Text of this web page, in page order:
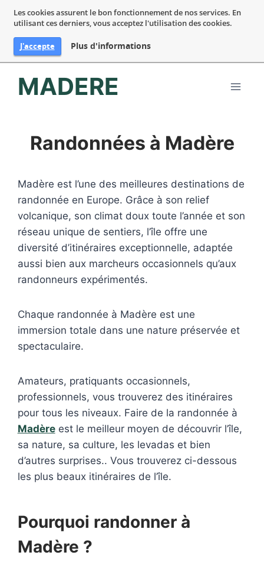
Les cookies assurent le bon fonctionnement de nos services. En
utilisant ces derniers, vous acceptez l'utilisation des cookies.
J'accepte Plus d'informations
MADERE
Randonnées à Madère
Madère est l’une des meilleures destinations de
randonnée en Europe. Grâce à son relief
volcanique, son climat doux toute l’année et son
réseau unique de sentiers, l’île offre une
diversité d’itinéraires exceptionnelle, adaptée
aussi bien aux marcheurs occasionnels qu’aux
randonneurs expérimentés.
Chaque randonnée à Madère est une
immersion totale dans une nature préservée et
spectaculaire.
Amateurs, pratiquants occasionnels,
professionnels, vous trouverez des itinéraires
pour tous les niveaux. Faire de la randonnée à
Madèreest le meilleur moyen de découvrir l’île,
sa nature, sa culture, les levadas et bien
d’autres surprises.. Vous trouverez ci-dessous
les plus beaux itinéraires de l’île.
Pourquoi randonner à
Madère ?